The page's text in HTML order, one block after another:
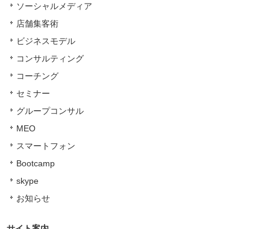
ソーシャルメディア
店舗集客術
ビジネスモデル
コンサルティング
コーチング
セミナー
グループコンサル
MEO
スマートフォン
Bootcamp
skype
お知らせ